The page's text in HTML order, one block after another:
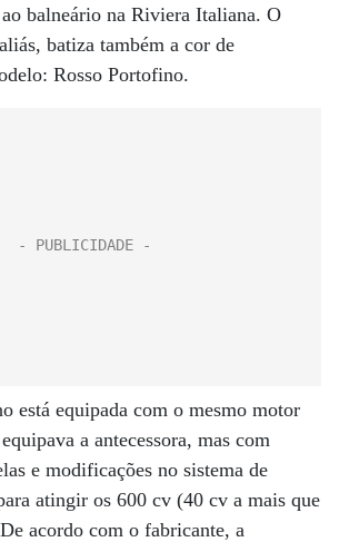
balneário na Riviera Italiana. O
batiza também a cor de
Rosso Portofino.
está equipada com o mesmo motor
a antecessora, mas com
e modificações no sistema de
atingir os 600 cv (40 cv a mais que
acordo com o fabricante, a